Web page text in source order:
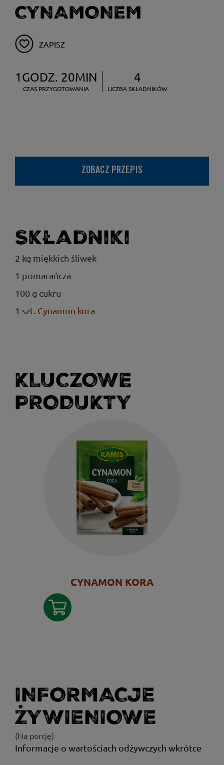
CYNAMONEM
ZAPISZ
1GODZ. 20MIN
CZAS PRZYGOTOWANIA
4
LICZBA SKŁADNIKÓW
ZOBACZ PRZEPIS
Składniki
2 kg miękkich śliwek
1 pomarańcza
100 g cukru
1 szt. Cynamon kora
KLUCZOWE
PRODUKTY
CYNAMON KORA
INFORMACJE
ŻYWIENIOWE
(Na porcję)
Informacje o wartościach odżywczych wkrótce